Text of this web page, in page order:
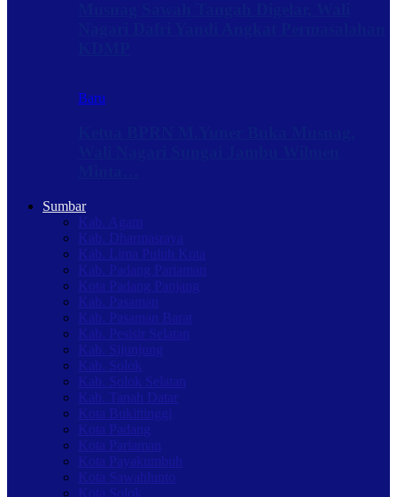
Baru
Sumbar
Kab. Agam
Kab. Dharmasraya
Kab. Lima Puluh Kota
Kab. Padang Pariaman
Kota Padang Panjang
Kab. Pasaman
Kab. Pasaman Barat
Kab. Pesisir Selatan
Kab. Sijunjung
Kab. Solok
Kab. Solok Selatan
Kab. Tanah Datar
Kota Bukittinggi
Kota Padang
Kota Pariaman
Kota Payakumbuh
Kota Sawahlunto
Kota Solok